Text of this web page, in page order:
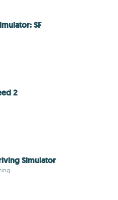
SF
2
Simulator